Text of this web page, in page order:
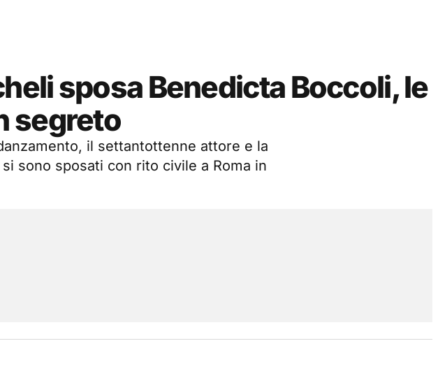
sposa Benedicta Boccoli, le
segreto
il settantottenne attore e la
sono sposati con rito civile a Roma in